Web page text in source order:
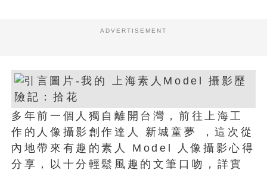
ADVERTISEMENT
多年前一個人獨自離開台灣，前往上海工
作的人像攝影創作達人 新城童夢 ，這次從
內地帶來有趣的素人 Model 人像攝影心得
分享，以十分輕鬆風趣的文筆口吻，詳實